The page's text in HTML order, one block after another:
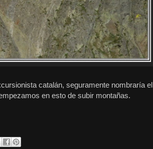
catalán, seguramente nombraría el
en esto de subir montañas.